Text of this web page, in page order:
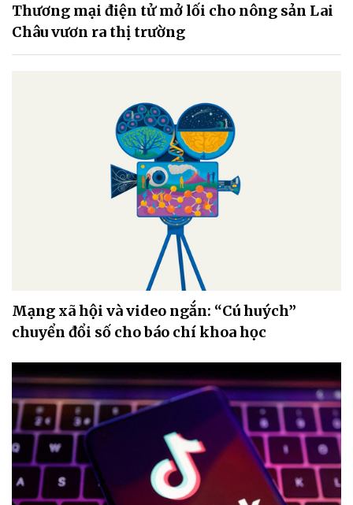
Thương mại điện tử mở lối cho nông sản Lai
Châu vươn ra thị trường
Mạng xã hội và video ngắn: “Cú huých”
chuyển đổi số cho báo chí khoa học